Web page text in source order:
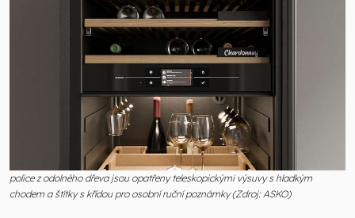
police z odolného dřeva jsou opatřeny teleskopickými výsuvy s hladkým
chodem a štítky s křídou pro osobní ruční poznámky (Zdroj: ASKO)